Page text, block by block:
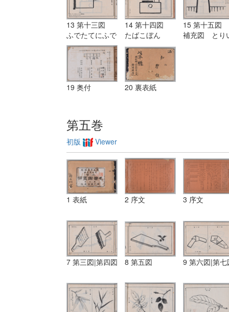
13 第十三図
ふでたてにふで
14 第十四図
たばこぼん
15 第十五図
補充図 とり
19 奥付 20 裏表紙
第五巻
初版 Viewer
1 表紙 2 序文 3 序文
7 第三図|第四図 8 第五図 9 第六図|第七